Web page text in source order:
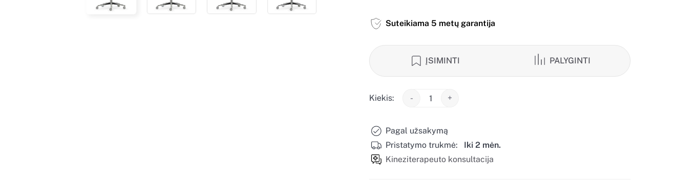
Suteikiama 5 metų garantija
ĮSIMINTI PALYGINTI
Kiekis: - +
Pagal užsakymą
Pristatymo trukmė:
Iki 2 mėn.
Kineziterapeuto konsultacija